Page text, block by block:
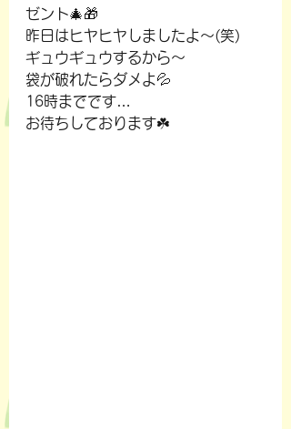
ゼント🎄🎁
昨日はヒヤヒヤしましたよ～(笑)
ギュウギュウするから～
袋が破れたらダメよ💦
16時までです…
お待ちしております☘️